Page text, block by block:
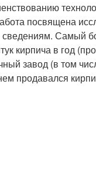
посвящена
сведениям.
кирпича в год
завод (в том
продавался